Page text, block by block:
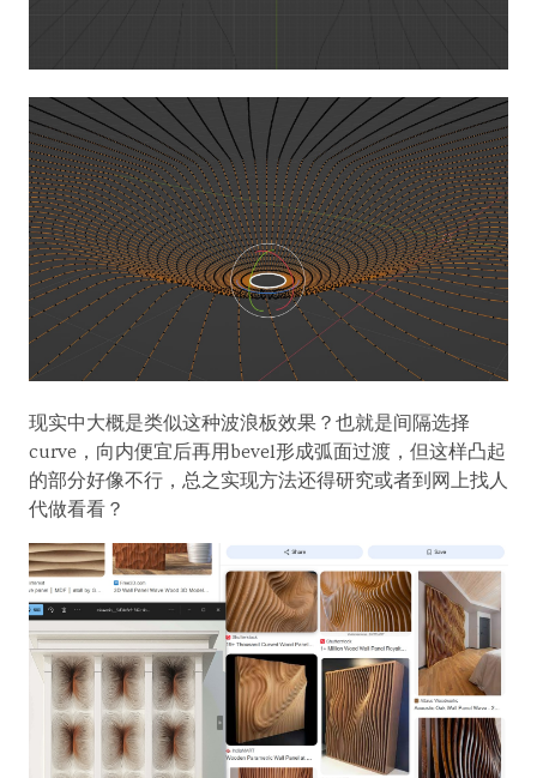
现实中大概是类似这种波浪板效果？也就是间隔选择
curve，向内便宜后再用bevel形成弧面过渡，但这样凸起
的部分好像不行，总之实现方法还得研究或者到网上找人
代做看看？